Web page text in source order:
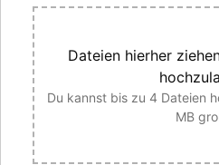
Dateien hierher
Du kannst bis zu 4 Dateien
MB